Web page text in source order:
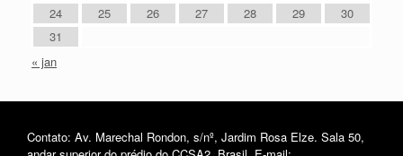
24
25 26 27 28 29
30
31
« jan
Contato: Av. Marechal Rondon, s/nº, Jardim Rosa Elze. Sala 50,